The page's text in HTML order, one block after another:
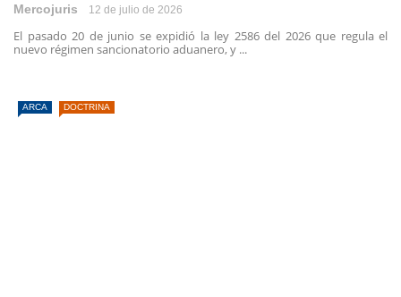
Mercojuris 12 de julio de 2026
El pasado 20 de junio se expidió la ley 2586 del 2026 que regula el
nuevo régimen sancionatorio aduanero, y ...
ARCA DOCTRINA